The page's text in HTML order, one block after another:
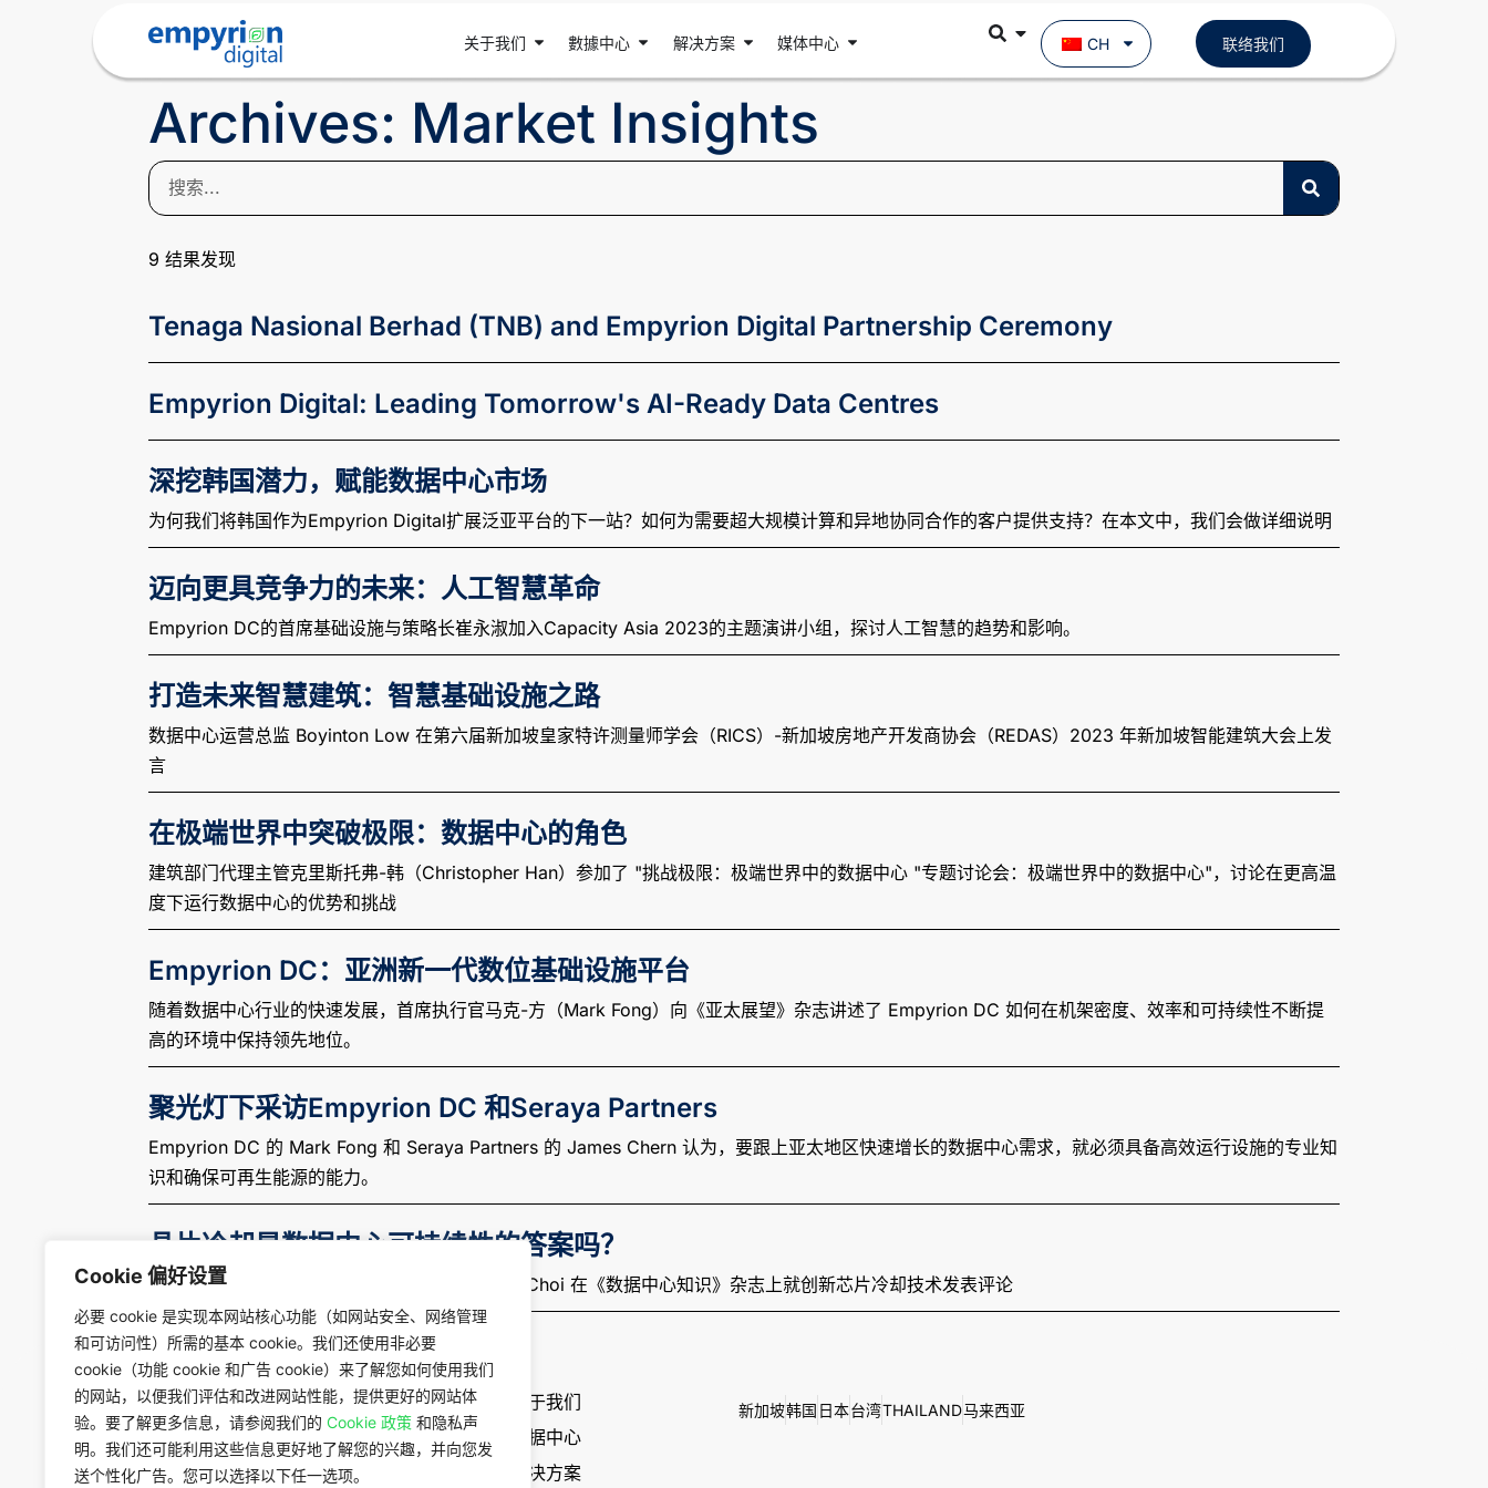
Cookie 偏好设置
必要 cookie 是实现本网站核心功能（如网站安全、网络管理
和可访问性）所需的基本 cookie。我们还使用非必要
cookie（功能 cookie 和广告 cookie）来了解您如何使用我们
的网站，以便我们评估和改进网站性能，提供更好的网站体
验。要了解更多信息，请参阅我们的 Cookie 政策 和隐私声
明。我们还可能利用这些信息更好地了解您的兴趣，并向您发
送个性化广告。您可以选择以下任一选项。
关于我们 數據中心 解决方案 媒体中心 CH 联络我们
Archives: Market Insights
9 结果发现
Tenaga Nasional Berhad (TNB) and Empyrion Digital Partnership Ceremony
Empyrion Digital: Leading Tomorrow's AI-Ready Data Centres
深挖韩国潜力，赋能数据中心市场
为何我们将韩国作为Empyrion Digital扩展泛亚平台的下一站？如何为需要超大规模计算和异地协同合作的客户提供支持？在本文中，我们会做详细说明
迈向更具竞争力的未来：人工智慧革命
Empyrion DC的首席基础设施与策略长崔永淑加入Capacity Asia 2023的主题演讲小组，探讨人工智慧的趋势和影响。
打造未来智慧建筑：智慧基础设施之路
数据中心运营总监 Boyinton Low 在第六届新加坡皇家特许测量师学会（RICS）-新加坡房地产开发商协会（REDAS）2023 年新加坡智能建筑大会上发
言
在极端世界中突破极限：数据中心的角色
建筑部门代理主管克里斯托弗-韩（Christopher Han）参加了 "挑战极限：极端世界中的数据中心 "专题讨论会：极端世界中的数据中心"，讨论在更高温
度下运行数据中心的优势和挑战
Empyrion DC：亚洲新一代数位基础设施平台
随着数据中心行业的快速发展，首席执行官马克-方（Mark Fong）向《亚太展望》杂志讲述了 Empyrion DC 如何在机架密度、效率和可持续性不断提
高的环境中保持领先地位。
聚光灯下采访Empyrion DC 和Seraya Partners
Empyrion DC 的 Mark Fong 和 Seraya Partners 的 James Chern 认为，要跟上亚太地区快速增长的数据中心需求，就必须具备高效运行设施的专业知
识和确保可再生能源的能力。
晶片冷却是数据中心可持续性的答案吗？
Empyrion DC 首席战略与基础设施官 Yongsuk Choi 在《数据中心知识》杂志上就创新芯片冷却技术发表评论
关于我们
数据中心
解决方案
新加坡韩国 日本台湾THAILAND马来西亚